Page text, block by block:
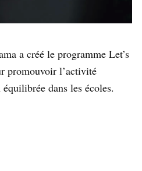
a créé le programme Let’s
promouvoir l’activité
dans les écoles.